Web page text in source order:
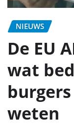
NIEUWS
De EU
wat
weten